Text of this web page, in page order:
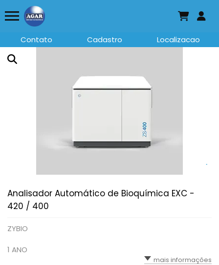
Contato Cadastro Localizacao
Analisador Automático de Bioquímica EXC -
420 / 400
ZYBIO
1 ANO
mais informações